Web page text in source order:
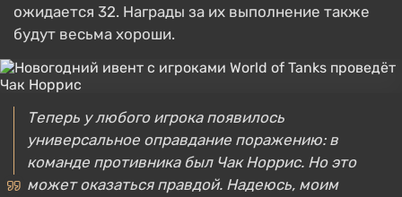
ожидается 32. Награды за их выполнение также
будут весьма хороши.
Теперь у любого игрока появилось
универсальное оправдание поражению: в
команде противника был Чак Норрис. Но это
может оказаться правдой. Надеюсь, моим